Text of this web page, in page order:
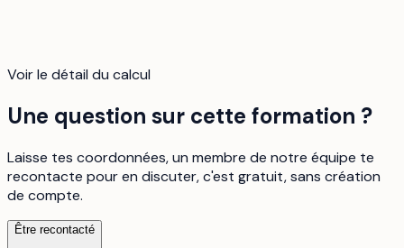
Voir le détail du calcul
Une question sur cette formation ?
Laisse tes coordonnées, un membre de notre équipe te
recontacte pour en discuter, c'est gratuit, sans création
de compte.
Être recontacté